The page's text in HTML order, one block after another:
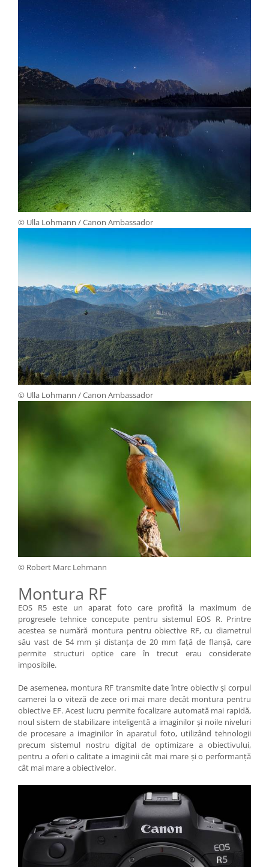
© Ulla Lohmann / Canon Ambassador
© Ulla Lohmann / Canon Ambassador
© Robert Marc Lehmann
Montura RF
EOS R5 este un aparat foto care profită la maximum de
progresele tehnice concepute pentru sistemul EOS R. Printre
acestea se numără montura pentru obiective RF, cu diametrul
său vast de 54 mm şi distanţa de 20 mm faţă de flanşă, care
permite structuri optice care în trecut erau considerate
imposibile.
De asemenea, montura RF transmite date între obiectiv şi corpul
camerei la o viteză de zece ori mai mare decât montura pentru
obiective EF. Acest lucru permite focalizare automată mai rapidă,
noul sistem de stabilizare inteligentă a imaginilor şi noile niveluri
de procesare a imaginilor în aparatul foto, utilizând tehnologii
precum sistemul nostru digital de optimizare a obiectivului,
pentru a oferi o calitate a imaginii cât mai mare şi o performanţă
cât mai mare a obiectivelor.